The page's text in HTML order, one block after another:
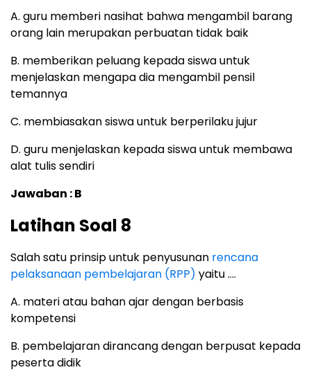
A. guru memberi nasihat bahwa mengambil barang
orang lain merupakan perbuatan tidak baik
B. memberikan peluang kepada siswa untuk
menjelaskan mengapa dia mengambil pensil
temannya
C. membiasakan siswa untuk berperilaku jujur
D. guru menjelaskan kepada siswa untuk membawa
alat tulis sendiri
Jawaban : B
Latihan Soal 8
Salah satu prinsip untuk penyusunan rencana
pelaksanaan pembelajaran (RPP) yaitu ….
A. materi atau bahan ajar dengan berbasis
kompetensi
B. pembelajaran dirancang dengan berpusat kepada
peserta didik